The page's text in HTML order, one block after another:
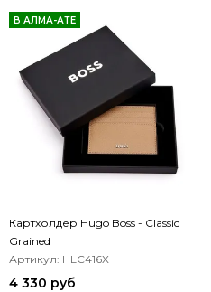
В АЛМА-АТЕ
Картхолдер Hugo Boss - Classic
Grained
Артикул: HLC416X
4 330 руб